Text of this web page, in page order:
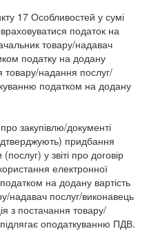
17 Особливостей у сумі
податок на
товару/надавач
податку на додану
товару/надання послуг/
податком на додану
закупівлю/документі
придбання
у звіті про договір
електронної
на додану вартість
надавач послуг/виконавець
з постачання товару/
оподаткуванню ПДВ.